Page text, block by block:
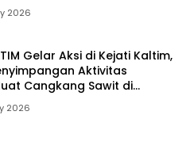
2026
Gelar Aksi di Kejati Kaltim,
Aktivitas
Cangkang Sawit di
2026